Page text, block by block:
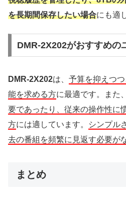
を長期間保存したい場合にも適
DMR-2X202がおすすめの
DMR-2X202は、 予算を抑えつ
能を求める方に最適です。また、
要であったり、従来の操作性に
方には適しています。
シンプル
去の番組を頻繁に見返す必要が
まとめ